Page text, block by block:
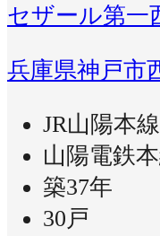
セザール第一
兵庫県神戸市
JR山陽本
山陽電鉄
築37年
30戸